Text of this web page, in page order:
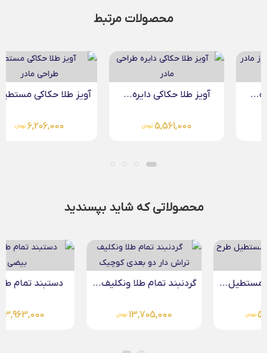
محصولات مرتبط
آویز طلا حکاکی دایره...
5,561,000 تومان
آویز طلا حکاکی مستطیل...
6,206,000 تومان
محصولاتی که شاید بپسندید
گردنبند تمام طلا ونکلیف...
تومان
دستبند تمام طلا مادر...
تومان